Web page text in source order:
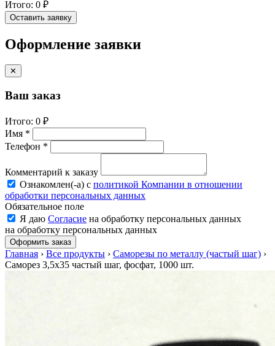
Итого: 0 ₽
Оставить заявку
Оформление заявки
✕
Ваш заказ
Итого: 0 ₽
Имя *
Телефон *
Комментарий к заказу
Ознакомлен(-a) с политикой Компании в отношении
обработки персональных данных
Обязательное поле
Я даю Согласие на обработку персональных данных
на обработку персональных данных
Оформить заказ
Главная › Все продукты › Саморезы по металлу (частый шаг) ›
Саморез 3,5х35 частый шаг, фосфат, 1000 шт.